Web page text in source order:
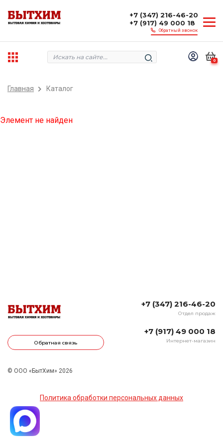
+7 (347) 216-46-20
+7 (917) 49 000 18
Обратный звонок
0
Главная Каталог
Элемент не найден
Обратная связь
+7 (347) 216-46-20
Отдел продаж
+7 (917) 49 000 18
Интернет-магазин
© ООО «БытХим» 2026
Политика обработки персональных данных